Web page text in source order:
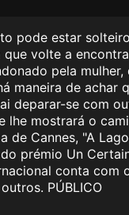
pode estar
volte a
pela
maneira de
deparar-se com
lhe mostrará o
de Cannes, "A
prémio Un
conta com
PÚBLICO